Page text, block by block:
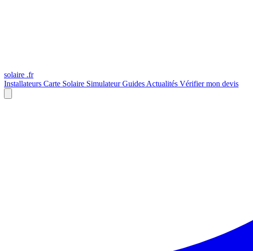
solaire .fr
Installateurs Carte Solaire SimulateurGuides Actualités Vérifier mon devis